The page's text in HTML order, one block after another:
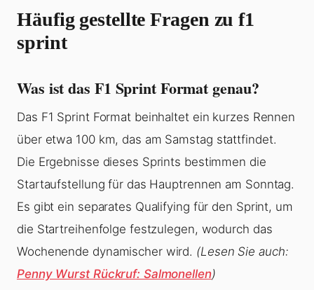
Häufig gestellte Fragen zu f1
sprint
Was ist das F1 Sprint Format genau?
Das F1 Sprint Format beinhaltet ein kurzes Rennen
über etwa 100 km, das am Samstag stattfindet.
Die Ergebnisse dieses Sprints bestimmen die
Startaufstellung für das Hauptrennen am Sonntag.
Es gibt ein separates Qualifying für den Sprint, um
die Startreihenfolge festzulegen, wodurch das
Wochenende dynamischer wird. (Lesen Sie auch:
Penny Wurst Rückruf: Salmonellen)